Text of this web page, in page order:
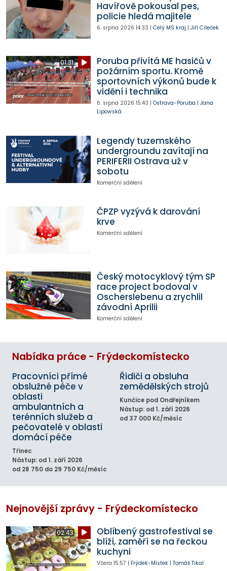
Havířově pokousal pes,
policie hledá majitele
6. srpna 2026 14:33 | Celý MS kraj | Jiří Cileček
01:31
Poruba přivítá ME hasičů v
požárním sportu. Kromě
sportovních výkonů bude k
vidění i technika
6. srpna 2026 15:43 | Ostrava-Poruba | Jana
Lipowská
Legendy tuzemského
undergroundu zavítají na
PERIFERII Ostrava už v
sobotu
Komerční sdělení
ČPZP vyzývá k darování
krve
Komerční sdělení
Český motocyklový tým SP
race project bodoval v
Oscherslebenu a zrychlil
závodní Aprilii
Komerční sdělení
Nabídka práce - Frýdeckomístecko
Pracovníci přímé
obslužné péče v
oblasti
ambulantních a
terénních služeb a
pečovatelé v oblasti
domácí péče
Třinec
Nástup: od 1. září 2026
od 28 750 do 29 750 Kč/měsíc
Řidiči a obsluha
zemědělských strojů
Kunčice pod Ondřejníkem
Nástup: od 1. září 2026
od 37 000 Kč/měsíc
Nejnovější zprávy - Frýdeckomístecko
02:43
Oblíbený gastrofestival se
blíží, zaměří se na řeckou
kuchyni
Včera 15:57 | Frýdek-Místek| Tomáš Tikal